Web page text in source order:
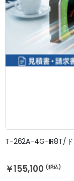
￥155,100